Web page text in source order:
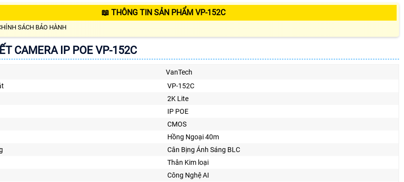
📖 THÔNG TIN SẢN PHẨM VP-152C
SÁCH BẢO HÀNH
CAMERA IP POE VP-152C
VanTech
VP-152C
2K Lite
IP POE
CMOS
Hồng Ngoại 40m
Cân Bịng Ánh Sáng BLC
Thân Kim loại
Công Nghệ AI